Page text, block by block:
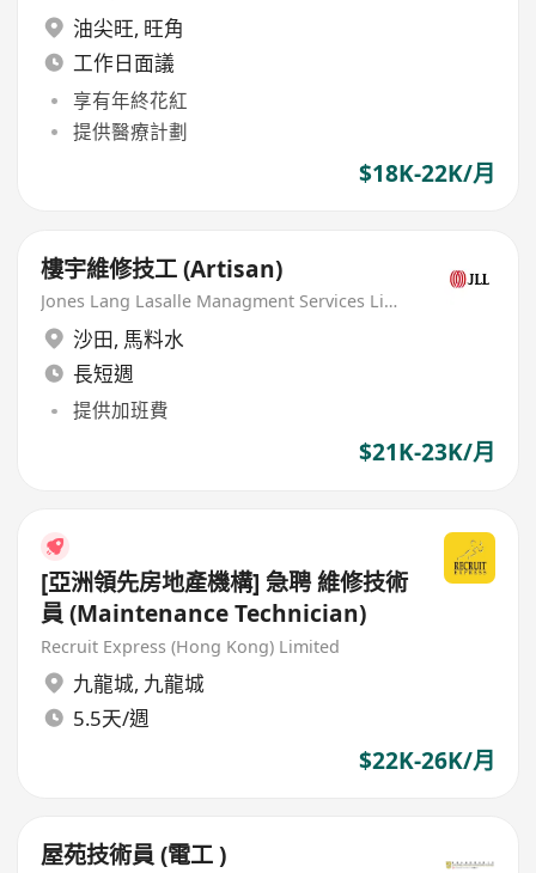
油尖旺, 旺角
工作日面議
享有年終花紅
提供醫療計劃
$18K-22K/月
樓宇維修技工 (Artisan)
Jones Lang Lasalle Managment Services Limited
沙田, 馬料水
長短週
提供加班費
$21K-23K/月
[亞洲領先房地產機構] 急聘 維修技術
員 (Maintenance Technician)
Recruit Express (Hong Kong) Limited
九龍城, 九龍城
5.5天/週
$22K-26K/月
屋苑技術員 (電工 )